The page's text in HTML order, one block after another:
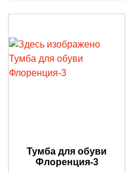
Тумба для обуви
Флоренция-3